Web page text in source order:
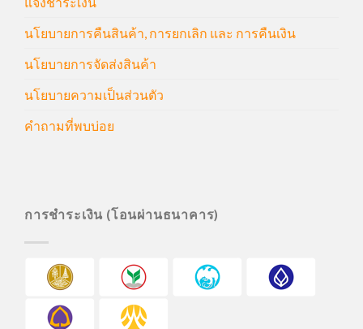
นโยบายการคืนสินค้า, การยกเลิก และ การคืนเงิน
นโยบายการจัดส่งสินค้า
นโยบายความเป็นส่วนตัว
คำถามที่พบบ่อย
การชำระเงิน (โอนผ่านธนาคาร)